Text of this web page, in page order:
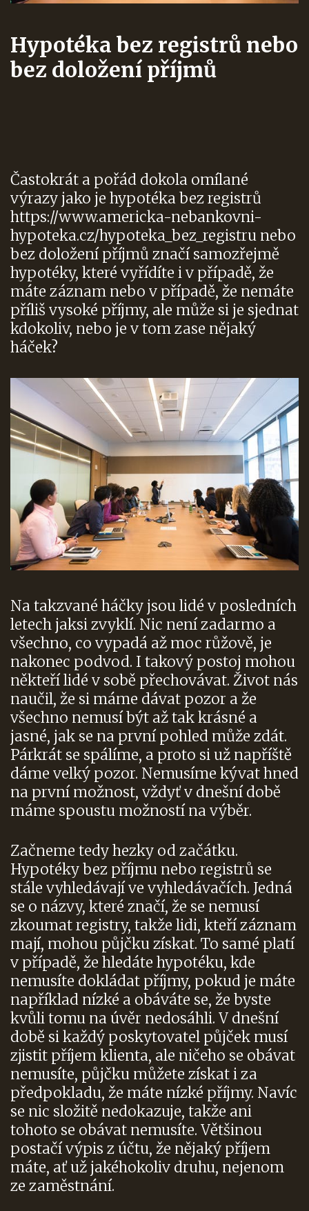
Hypotéka bez registrů nebo
bez doložení příjmů
Častokrát a pořád dokola omílané
výrazy jako je hypotéka bez registrů
https://www.americka-nebankovni-
hypoteka.cz/hypoteka_bez_registru nebo
bez doložení příjmů značí samozřejmě
hypotéky, které vyřídíte i v případě, že
máte záznam nebo v případě, že nemáte
příliš vysoké příjmy, ale může si je sjednat
kdokoliv, nebo je v tom zase nějaký
háček?
Na takzvané háčky jsou lidé v posledních
letech jaksi zvyklí. Nic není zadarmo a
všechno, co vypadá až moc růžově, je
nakonec podvod. I takový postoj mohou
někteří lidé v sobě přechovávat. Život nás
naučil, že si máme dávat pozor a že
všechno nemusí být až tak krásné a
jasné, jak se na první pohled může zdát.
Párkrát se spálíme, a proto si už napříště
dáme velký pozor. Nemusíme kývat hned
na první možnost, vždyť v dnešní době
máme spoustu možností na výběr.
Začneme tedy hezky od začátku.
Hypotéky bez příjmu nebo registrů se
stále vyhledávají ve vyhledávačích. Jedná
se o názvy, které značí, že se nemusí
zkoumat registry, takže lidi, kteří záznam
mají, mohou půjčku získat. To samé platí
v případě, že hledáte hypotéku, kde
nemusíte dokládat příjmy, pokud je máte
například nízké a obáváte se, že byste
kvůli tomu na úvěr nedosáhli. V dnešní
době si každý poskytovatel půjček musí
zjistit příjem klienta, ale ničeho se obávat
nemusíte, půjčku můžete získat i za
předpokladu, že máte nízké příjmy. Navíc
se nic složitě nedokazuje, takže ani
tohoto se obávat nemusíte. Většinou
postačí výpis z účtu, že nějaký příjem
máte, ať už jakéhokoliv druhu, nejenom
ze zaměstnání.